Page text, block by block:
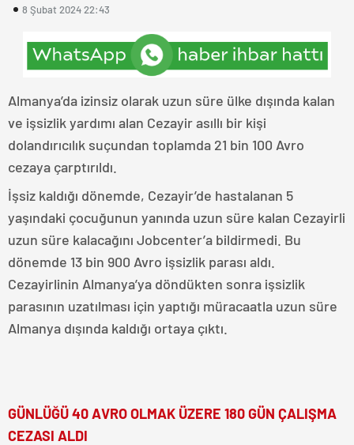
8 Şubat 2024 22:43
Almanya’da izinsiz olarak uzun süre ülke dışında kalan
ve işsizlik yardımı alan Cezayir asıllı bir kişi
dolandırıcılık suçundan toplamda 21 bin 100 Avro
cezaya çarptırıldı.
İşsiz kaldığı dönemde, Cezayir’de hastalanan 5
yaşındaki çocuğunun yanında uzun süre kalan Cezayirli
uzun süre kalacağını Jobcenter’a bildirmedi. Bu
dönemde 13 bin 900 Avro işsizlik parası aldı.
Cezayirlinin Almanya’ya döndükten sonra işsizlik
parasının uzatılması için yaptığı müracaatla uzun süre
Almanya dışında kaldığı ortaya çıktı.
GÜNLÜĞÜ 40 AVRO OLMAK ÜZERE 180 GÜN ÇALIŞMA
CEZASI ALDI